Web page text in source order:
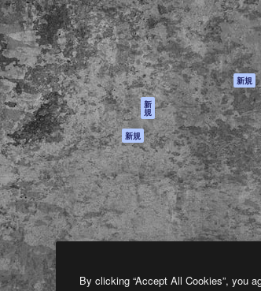
AI 画像生成ツール
AI 動画生成ツール
AI 音声合成ツール
ストックコンテン
ツ
Claude/ChatGPT
向けMCP
新
規
エージェント 新規
API
モバイルアプリ
すべてのMagnificツ
ール
サポート
利用規約
プライバシーポ
シー
オリジナル 新規
クッキーポリシ
トラストセンタ
アフィリエイト
法人向け
S.L.U.無断複写・転載を禁じます
By clicking “Accept All Cookies”, you